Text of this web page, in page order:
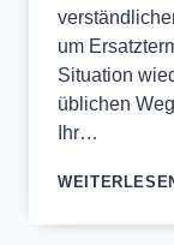
um
Situation
üblichen
Ihr…